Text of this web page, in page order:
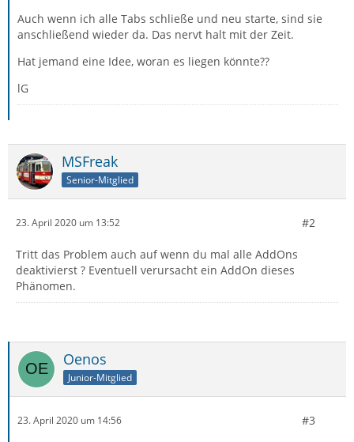
Auch wenn ich alle Tabs schließe und neu starte, sind sie
anschließend wieder da. Das nervt halt mit der Zeit.
Hat jemand eine Idee, woran es liegen könnte??
lG
MSFreak
Senior-Mitglied
23. April 2020 um 13:52 #2
Tritt das Problem auch auf wenn du mal alle AddOns
deaktivierst ? Eventuell verursacht ein AddOn dieses
Phänomen.
Oenos
Junior-Mitglied
23. April 2020 um 14:56 #3